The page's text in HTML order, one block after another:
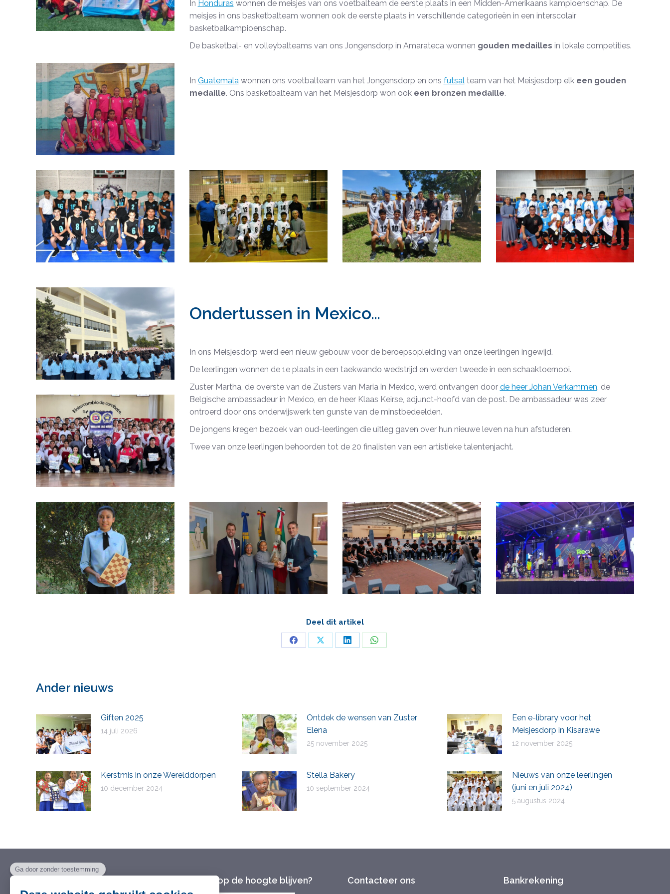
In Honduras wonnen de meisjes van ons voetbalteam de eerste plaats in een Midden-Amerikaans kampioenschap. De
meisjes in ons basketbalteam wonnen ook de eerste plaats in verschillende categorieën in een interscolair
basketbalkampioenschap.
De basketbal- en volleybalteams van ons Jongensdorp in Amarateca wonnen gouden medailles in lokale competities.
In Guatemalawonnen ons voetbalteam van het Jongensdorp en ons futsalteam van het Meisjesdorp elk een gouden
medaille. Ons basketbalteam van het Meisjesdorp won ook een bronzen medaille.
Ondertussen in Mexico…
In ons Meisjesdorp werd een nieuw gebouw voor de beroepsopleiding van onze leerlingen ingewijd.
De leerlingen wonnen de 1e plaats in een taekwando wedstrijd en werden tweede in een schaaktoernooi.
Zuster Martha, de overste van de Zusters van Maria in Mexico, werd ontvangen door de heer Johan Verkammen, de
Belgische ambassadeur in Mexico, en de heer Klaas Keirse, adjunct-hoofd van de post. De ambassadeur was zeer
ontroerd door ons onderwijswerk ten gunste van de minstbedeelden.
De jongens kregen bezoek van oud-leerlingen die uitleg gaven over hun nieuwe leven na hun afstuderen.
Twee van onze leerlingen behoorden tot de 20 finalisten van een artistieke talentenjacht.
Deel dit artikel
Deel
Deel
Deel
Deel
Ander nieuws
Giften 2025
14 juli 2026
Ontdek de wensen van Zuster
Elena
25 november 2025
Een e-library voor het
Meisjesdorp in Kisarawe
12 november 2025
Kerstmis in onze Werelddorpen
10 december 2024
Stella Bakery
10 september 2024
Nieuws van onze leerlingen
(juni en juli 2024)
5 augustus 2024
Wil je op de hoogte blijven? Contacteer ons Bankrekening